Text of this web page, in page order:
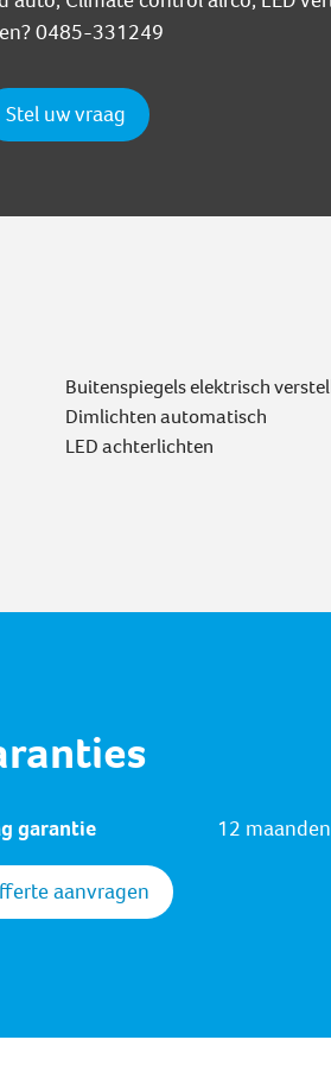
0485-331249
Stel uw vraag
Buitenspiegels elektrisch
Dimlichten automatisch
LED achterlichten
garantie 12 maanden
aanvragen